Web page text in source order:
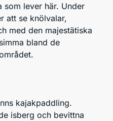
som lever här. Under
att se knölvalar,
med den majestätiska
bland de
kajakpaddling.
isberg och bevittna